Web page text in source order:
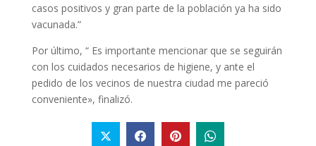
casos positivos y gran parte de la población ya ha sido
vacunada.”
Por último, “ Es importante mencionar que se seguirán
con los cuidados necesarios de higiene, y ante el
pedido de los vecinos de nuestra ciudad me pareció
conveniente», finalizó.